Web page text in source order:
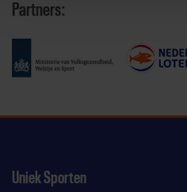
Partners:
Uniek Sporten